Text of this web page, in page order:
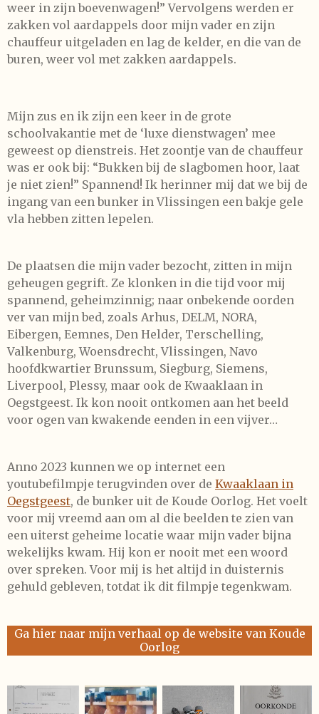
weer in zijn boevenwagen!” Vervolgens werden er
zakken vol aardappels door mijn vader en zijn
chauffeur uitgeladen en lag de kelder, en die van de
buren, weer vol met zakken aardappels.
Mijn zus en ik zijn een keer in de grote
schoolvakantie met de ‘luxe dienstwagen’ mee
geweest op dienstreis. Het zoontje van de chauffeur
was er ook bij: “Bukken bij de slagbomen hoor, laat
je niet zien!” Spannend! Ik herinner mij dat we bij de
ingang van een bunker in Vlissingen een bakje gele
vla hebben zitten lepelen.
De plaatsen die mijn vader bezocht, zitten in mijn
geheugen gegrift. Ze klonken in die tijd voor mij
spannend, geheimzinnig; naar onbekende oorden
ver van mijn bed, zoals Arhus, DELM, NORA,
Eibergen, Eemnes, Den Helder, Terschelling,
Valkenburg, Woensdrecht, Vlissingen, Navo
hoofdkwartier Brunssum, Siegburg, Siemens,
Liverpool, Plessy, maar ook de Kwaaklaan in
Oegstgeest. Ik kon nooit ontkomen aan het beeld
voor ogen van kwakende eenden in een vijver…
Anno 2023 kunnen we op internet een
youtubefilmpje terugvinden over de Kwaaklaan in
Oegstgeest, de bunker uit de Koude Oorlog. Het voelt
voor mij vreemd aan om al die beelden te zien van
een uiterst geheime locatie waar mijn vader bijna
wekelijks kwam. Hij kon er nooit met een woord
over spreken. Voor mij is het altijd in duisternis
gehuld gebleven, totdat ik dit filmpje tegenkwam.
Ga hier naar mijn verhaal op de website van Koude
Oorlog